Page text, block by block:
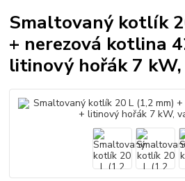
Smaltovaný kotlík
+ nerezová kotlina
litinový hořák 7 kW,